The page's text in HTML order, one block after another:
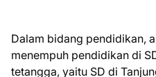
Dalam bidang pendidikan,
menempuh pendidikan di
tetangga, yaitu SD di